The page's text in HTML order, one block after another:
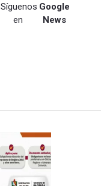
Síguenos
en
Google
News